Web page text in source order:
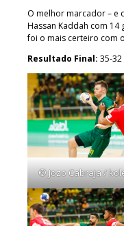
O melhor marcador – e
Hassan Kaddah com 14
foi o mais certeiro com
Resultado Final: 35-32
© Jozo Cabraja /